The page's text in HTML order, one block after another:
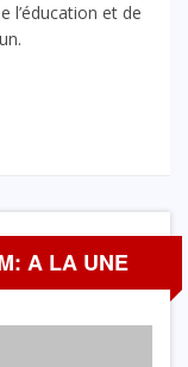
l’éducation et de
A LA UNE